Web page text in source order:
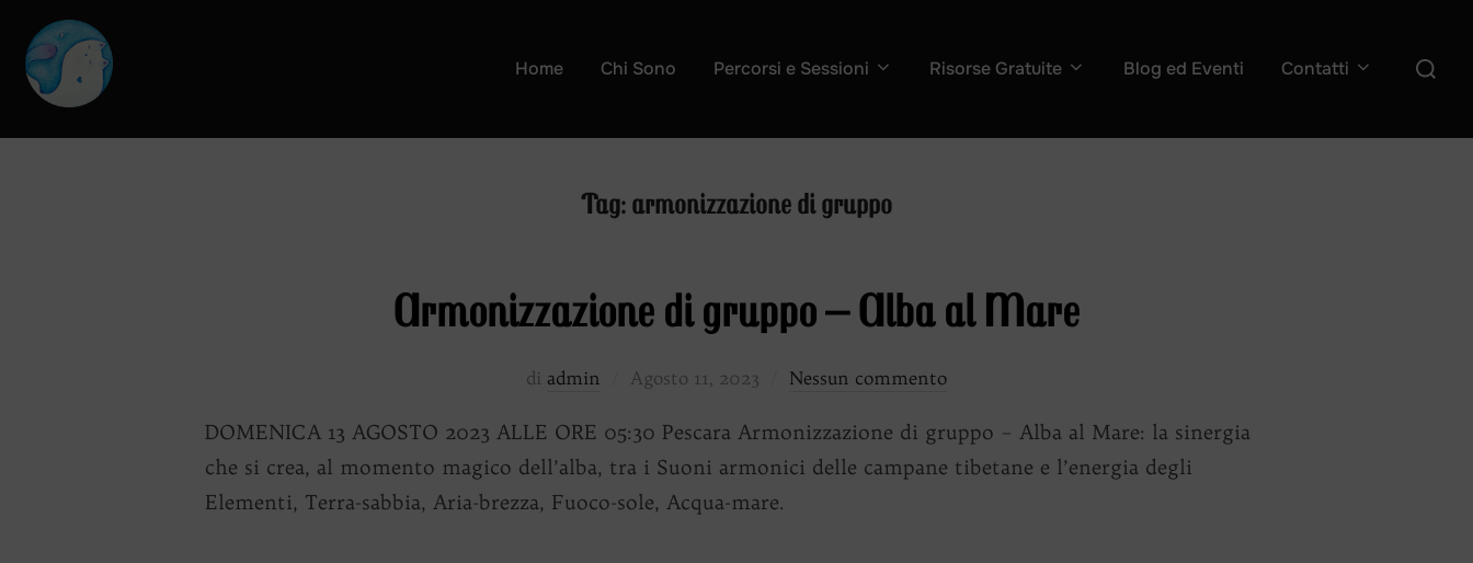
contenuto
Home Chi Sono Percorsi e Sessioni Risorse Gratuite Blog ed Eventi Contatti
Cerca
Tag: armonizzazione di gruppo
Armonizzazione di gruppo – Alba al Mare
di admin
Pubblicato
Agosto 11, 2023 Nessun commento
DOMENICA 13 AGOSTO 2023 ALLE ORE 05:30 Pescara Armonizzazione di gruppo – Alba al Mare: la sinergia
che si crea, al momento magico dell’alba, tra i Suoni armonici delle campane tibetane e l’energia degli
Elementi, Terra-sabbia, Aria-brezza, Fuoco-sole, Acqua-mare.